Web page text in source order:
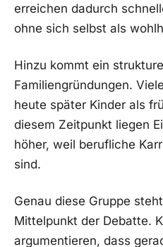
erreichen dadurch
ohne sich selbst als
Hinzu kommt ein
Familiengründungen.
heute später Kinder als
diesem Zeitpunkt liegen
höher, weil berufliche
sind.
Genau diese Gruppe
Mittelpunkt der Debatte.
argumentieren, dass